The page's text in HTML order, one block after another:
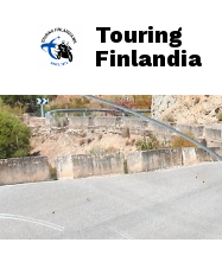
Touring
Finlandia